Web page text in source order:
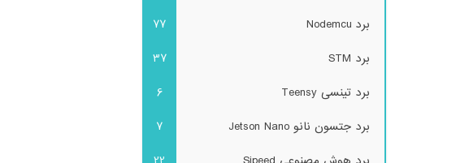
برد Nodemcu
77
برد STM
37
برد تینسی Teensy
6
برد جتسون نانو Jetson Nano
7